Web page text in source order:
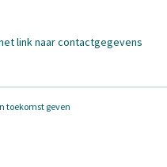
toekomst geven